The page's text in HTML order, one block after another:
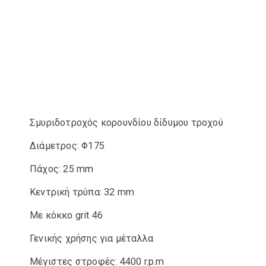
Σμυριδοτροχός κορουνδίου δίδυμου τροχού
Διάμετρος: Φ175
Πάχος: 25 mm
Κεντρική τρύπα: 32 mm
Με κόκκο grit 46
Γενικής χρήσης για μέταλλα
Μέγιστες στροφές: 4400 r.p.m